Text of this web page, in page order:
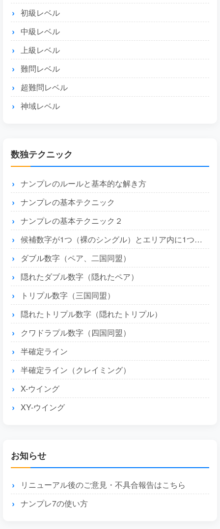
初級レベル
中級レベル
上級レベル
難問レベル
超難問レベル
神域レベル
数独テクニック
ナンプレのルールと基本的な解き方
ナンプレの基本テクニック
ナンプレの基本テクニック２
候補数字が1つ（裸のシングル）とエリア内に1つ（隠れたシングル）
ダブル数字（ペア、二国同盟）
隠れたダブル数字（隠れたペア）
トリプル数字（三国同盟）
隠れたトリプル数字（隠れたトリプル）
クワドラプル数字（四国同盟）
半確定ライン
半確定ライン（クレイミング）
X-ウイング
XY-ウイング
お知らせ
リニューアル後のご意見・不具合報告はこちら
ナンプレ7の使い方